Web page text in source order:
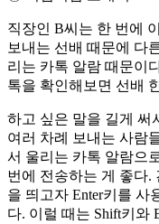
직장인 B씨는 한 번에
보내는 선배 때문에 다
리는 카톡 알람 때문이
톡을 확인해보면 선배
하고 싶은 말을 길게 써
여러 차례 보내는 사람
서 울리는 카톡 알람으
번에 전송하는 게 좋다.
을 띄고자 Enter키를 사
다. 이럴 때는 Shift키와